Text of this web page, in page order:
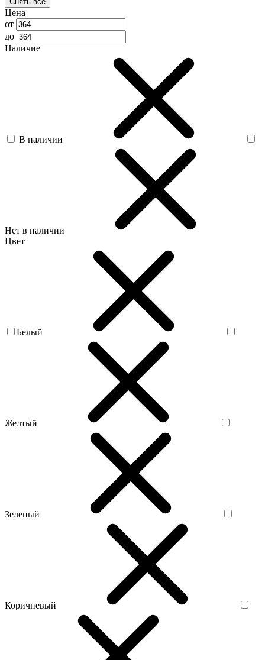
Цена
от
до
Наличие
В наличии
Нет в наличии
Цвет
Белый
Желтый
Зеленый
Коричневый